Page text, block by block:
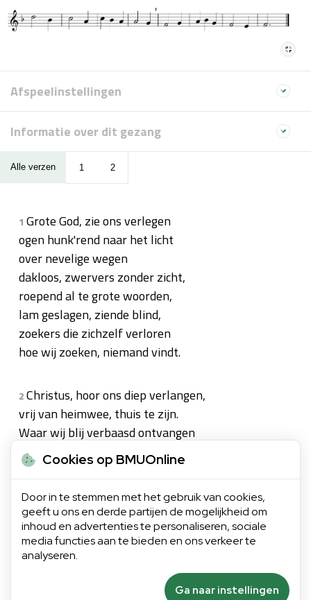
Afspeelinstellingen
Informatie over dit gezang
Alle verzen 1 2
1 Grote God, zie ons verlegen
ogen hunk'rend naar het licht
over nevelige wegen
dakloos, zwervers zonder zicht,
roepend al te grote woorden,
lam geslagen, ziende blind,
zoekers die zichzelf verloren
hoe wij zoeken, niemand vindt.
2Christus, hoor ons diep verlangen,
vrij van heimwee, thuis te zijn.
Waar wij blij verbaasd ontvangen
levend water, brood en wijn,
om te delen, door te geven
parels uit een oude schat,
niet nog langer zo te leven
als wij nu doen: moe en mat.
Cookies op BMUOnline
Door in te stemmen met het gebruik van cookies,
geeft u ons en derde partijen de mogelijkheid om
inhoud en advertenties te personaliseren, sociale
media functies aan te bieden en ons verkeer te
analyseren.
Ga naar instellingen